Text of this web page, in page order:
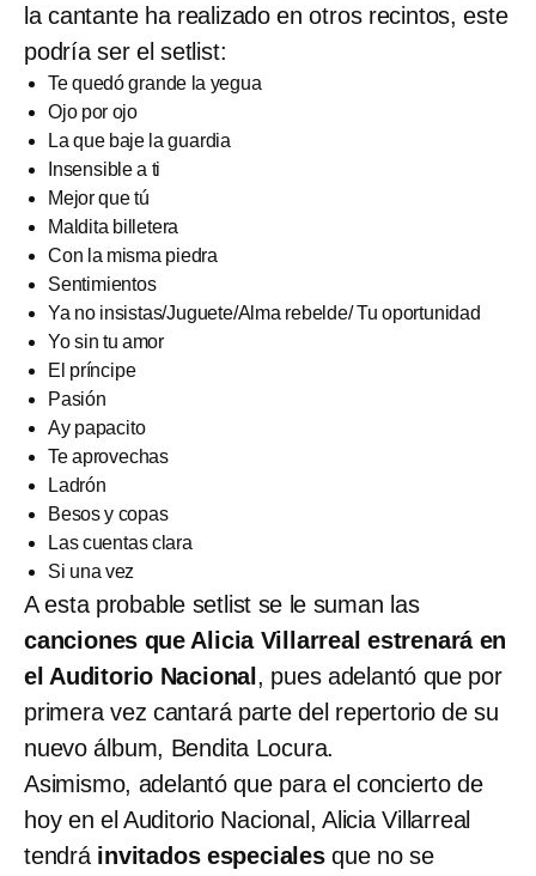
la cantante ha realizado en otros recintos, este
podría ser el setlist:
Te quedó grande la yegua
Ojo por ojo
La que baje la guardia
Insensible a ti
Mejor que tú
Maldita billetera
Con la misma piedra
Sentimientos
Ya no insistas/Juguete/Alma rebelde/ Tu oportunidad
Yo sin tu amor
El príncipe
Pasión
Ay papacito
Te aprovechas
Ladrón
Besos y copas
Las cuentas clara
Si una vez
A esta probable setlist se le suman las
canciones que Alicia Villarreal estrenará en
el Auditorio Nacional, pues adelantó que por
primera vez cantará parte del repertorio de su
nuevo álbum, Bendita Locura.
Asimismo, adelantó que para el concierto de
hoy en el Auditorio Nacional, Alicia Villarreal
tendráinvitados especialesque no se